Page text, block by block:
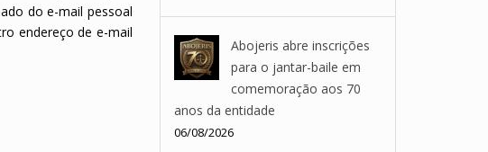
do e-mail pessoal
endereço de e-mail
Abojeris abre inscrições
para o jantar-baile em
comemoração aos 70
anos da entidade
06/08/2026